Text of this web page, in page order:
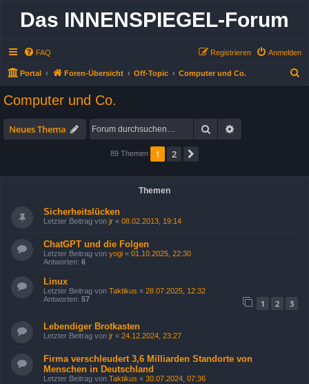
Das INNENSPIEGEL-Forum
FAQ Anmelden
Registrieren
Portal Foren-Übersicht Off-Topic Computer und Co.
Computer und Co.
Neues Thema Suche
89 Themen 1 2
Themen
Sicherheitslücken
Letzter Beitrag von jr « 08.02.2013, 19:14
ChatGPT und die Folgen
Letzter Beitrag von yogi « 01.10.2025, 22:30
Antworten: 6
Linux
Letzter Beitrag von Taktikus « 28.07.2025, 12:32
Antworten: 57 1 2 3
Lebendiger Brotkasten
Letzter Beitrag von jr « 24.12.2024, 23:27
Firma verschleudert 3,6 Milliarden Standorte von
Menschen in Deutschland
Letzter Beitrag von Taktikus « 30.07.2024, 07:36